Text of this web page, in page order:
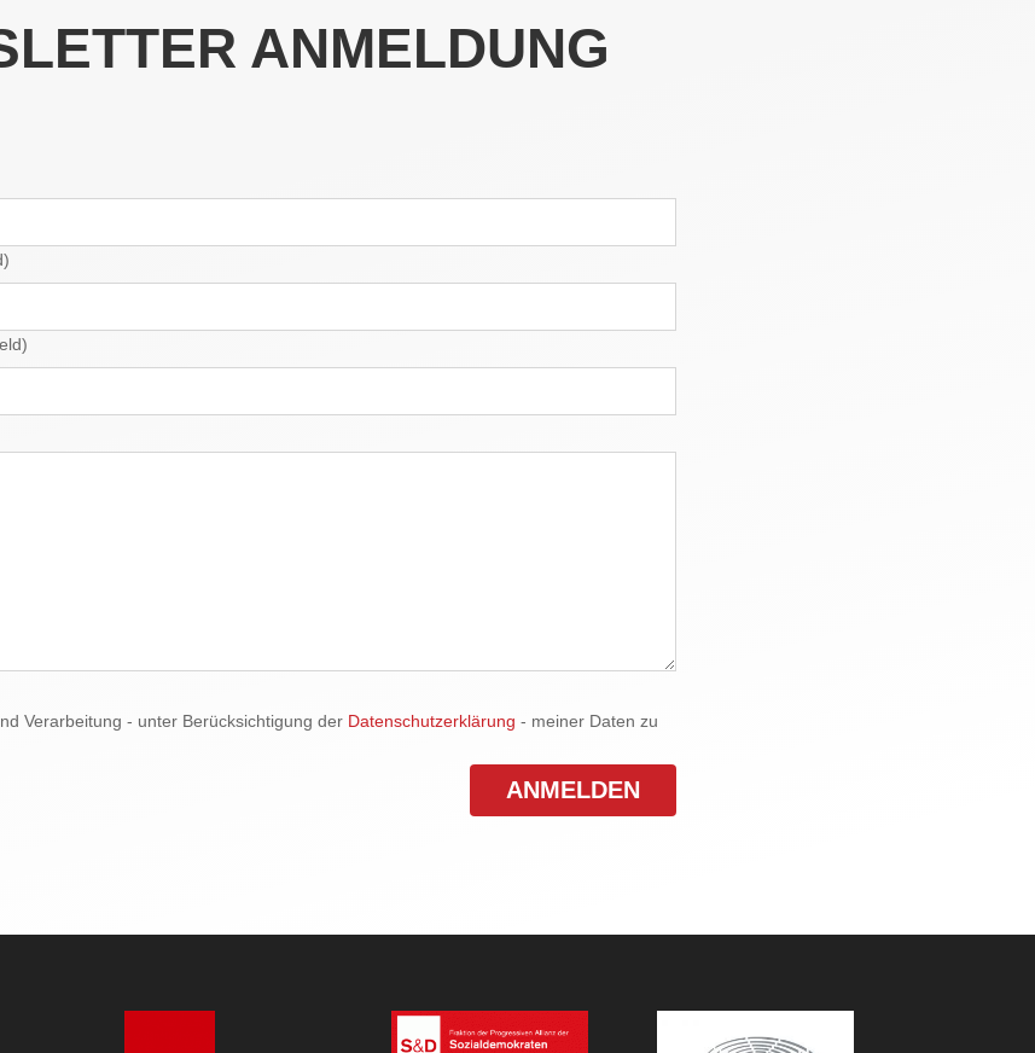
ANMELDUNG
Verarbeitung - unter Berücksichtigung der Datenschutzerklärung - meiner Daten zu